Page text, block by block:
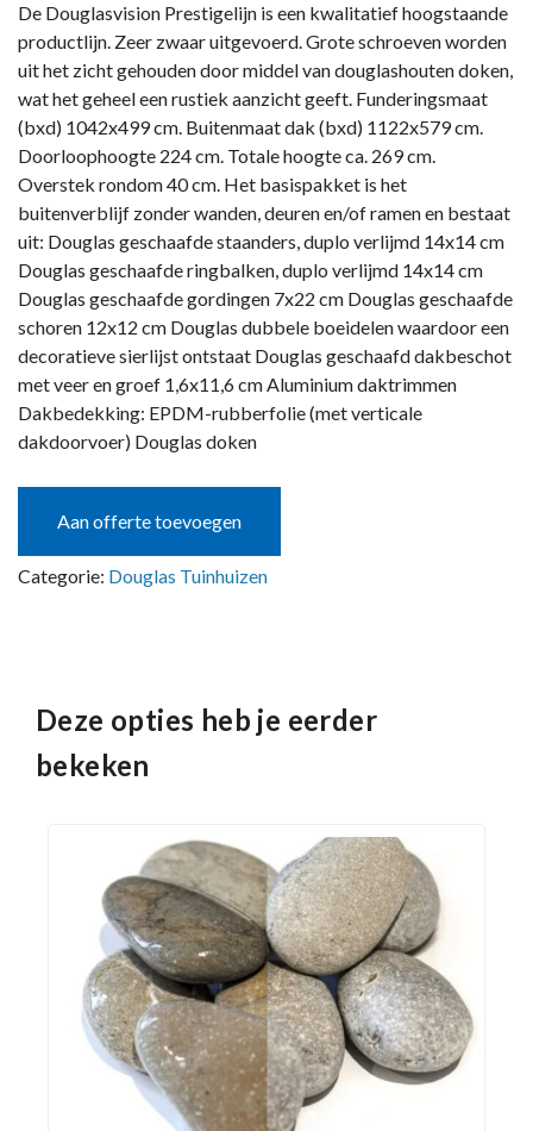
De Douglasvision Prestigelijn is een kwalitatief hoogstaande
productlijn. Zeer zwaar uitgevoerd. Grote schroeven worden
uit het zicht gehouden door middel van douglashouten doken,
wat het geheel een rustiek aanzicht geeft. Funderingsmaat
(bxd) 1042x499 cm. Buitenmaat dak (bxd) 1122x579 cm.
Doorloophoogte 224 cm. Totale hoogte ca. 269 cm.
Overstek rondom 40 cm. Het basispakket is het
buitenverblijf zonder wanden, deuren en/of ramen en bestaat
uit: Douglas geschaafde staanders, duplo verlijmd 14x14 cm
Douglas geschaafde ringbalken, duplo verlijmd 14x14 cm
Douglas geschaafde gordingen 7x22 cm Douglas geschaafde
schoren 12x12 cm Douglas dubbele boeidelen waardoor een
decoratieve sierlijst ontstaat Douglas geschaafd dakbeschot
met veer en groef 1,6x11,6 cm Aluminium daktrimmen
Dakbedekking: EPDM-rubberfolie (met verticale
dakdoorvoer) Douglas doken
Aan offerte toevoegen
Categorie: Douglas Tuinhuizen
Deze opties heb je eerder
bekeken